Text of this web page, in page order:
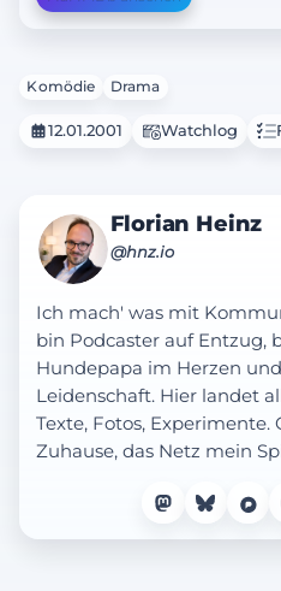
Komödie Drama
12.01.2001 Watchlog
Florian Heinz
@hnz.io
Ich mach' was mit
bin Podcaster auf Entzug,
Hundepapa im Herzen
Leidenschaft. Hier landet
Texte, Fotos,
Zuhause, das Netz mein